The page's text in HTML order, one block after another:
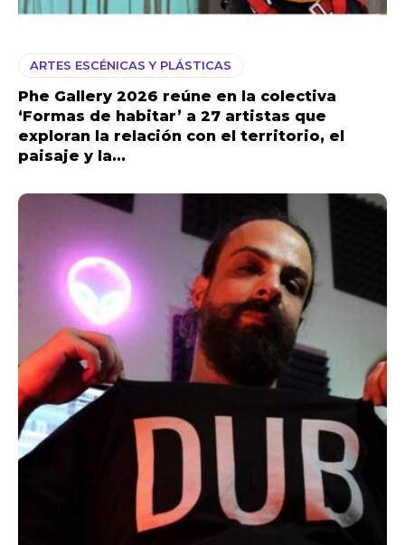
ARTES ESCÉNICAS Y PLÁSTICAS
Phe Gallery 2026 reúne en la colectiva
‘Formas de habitar’ a 27 artistas que
exploran la relación con el territorio, el
paisaje y la...